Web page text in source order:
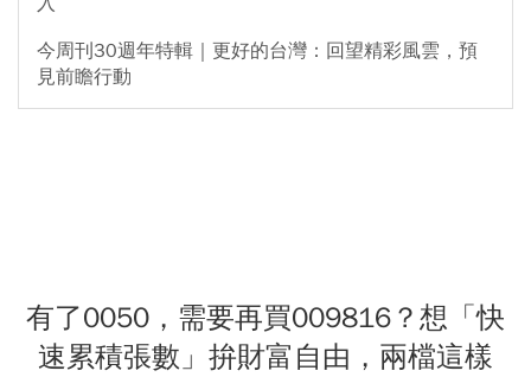
今周刊30週年特輯｜更好的台灣：回望精彩風雲，預
見前瞻行動
有了0050，需要再買009816？想「快
速累積張數」拚財富自由，兩檔這樣